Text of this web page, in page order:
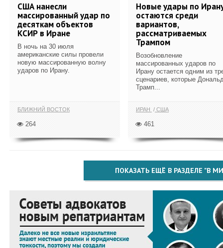
США нанесли
массированный удар по
десяткам объектов
КСИР в Иране
В ночь на 30 июля
американские силы провели
новую массированную волну
ударов по Ирану.
БЛИЖНИЙ ВОСТОК
264
Новые удары по
остаются среди
вариантов,
рассматриваемых
Трампом
Возобновление
массированных ударов по
Ирану остается одним из
сценариев, которые
Трамп...
ИРАН США
461
ПОКАЗАТЬ ЕЩЁ В РАЗДЕЛЕ "В